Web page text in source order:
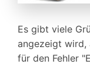
Es gibt viele
angezeigt wird,
für den Fehler